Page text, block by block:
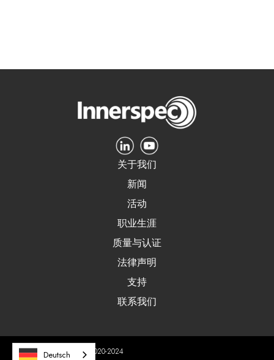
关于我们
新闻
活动
职业生涯
质量与认证
法律声明
支持
联系我们
Innerspec 科技公司 © 2020-2024
Deutsch